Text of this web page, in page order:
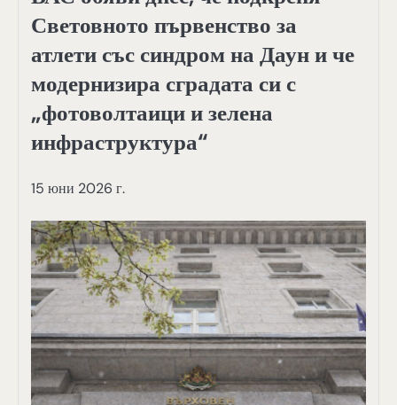
Световното първенство за
атлети със синдром на Даун и че
модернизира сградата си с
„фотоволтаици и зелена
инфраструктура“
15 юни 2026 г.